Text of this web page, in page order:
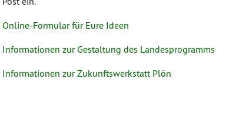
Online-Formular für Eure Ideen
Informationen zur Gestaltung des Landesprogramms
Informationen zur Zukunftswerkstatt Plön